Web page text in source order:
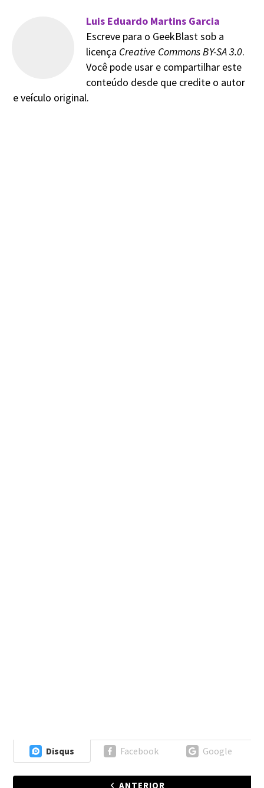
Luis Eduardo Martins Garcia
Escreve para o GeekBlast sob a
licença Creative Commons BY-SA 3.0.
Você pode usar e compartilhar este
conteúdo desde que credite o autor
e veículo original.
Disqus Facebook Google
ANTERIOR